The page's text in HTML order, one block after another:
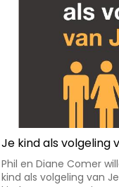
Je kind als volgeling
Phil en Diane Comer
kind als volgeling van